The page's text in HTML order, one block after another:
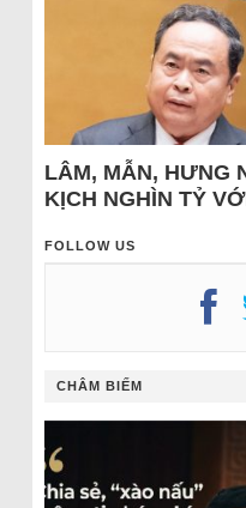
LÂM, MẪN, HƯNG
KỊCH NGHÌN TỶ
FOLLOW US
CHÂM BIẾM